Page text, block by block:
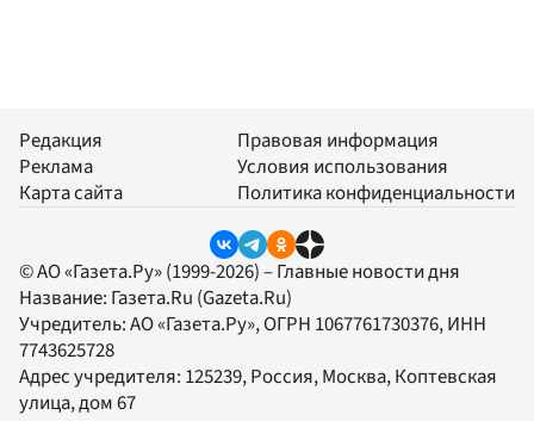
Редакция
Реклама
Карта сайта
Правовая информация
Условия использования
Политика конфиденциальности
© АО «Газета.Ру» (1999-2026) – Главные новости дня
Название: Газета.Ru (Gazeta.Ru)
Учредитель:АО «Газета.Ру», ОГРН 1067761730376, ИНН
7743625728
Адрес учредителя: 125239, Россия, Москва, Коптевская
улица, дом 67